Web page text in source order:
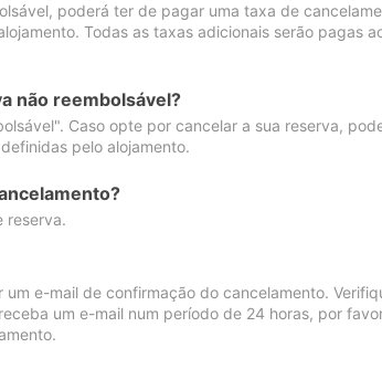
poderá ter de pagar uma taxa de
Todas as taxas adicionais serão pagas
não reembolsável?
Caso opte por cancelar a sua reserva,
pelo alojamento.
reserva.
e-mail de confirmação do cancelamento.
um e-mail num período de 24 horas, por